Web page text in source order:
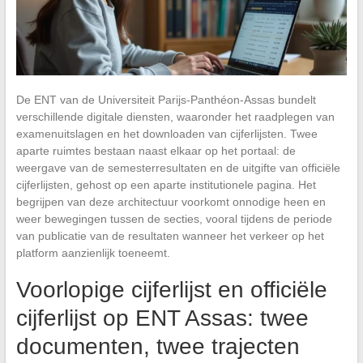
De ENT van de Universiteit Parijs-Panthéon-Assas bundelt
verschillende digitale diensten, waaronder het raadplegen van
examenuitslagen en het downloaden van cijferlijsten. Twee
aparte ruimtes bestaan naast elkaar op het portaal: de
weergave van de semesterresultaten en de uitgifte van officiële
cijferlijsten, gehost op een aparte institutionele pagina. Het
begrijpen van deze architectuur voorkomt onnodige heen en
weer bewegingen tussen de secties, vooral tijdens de periode
van publicatie van de resultaten wanneer het verkeer op het
platform aanzienlijk toeneemt.
Voorlopige cijferlijst en officiële
cijferlijst op ENT Assas: twee
documenten, twee trajecten